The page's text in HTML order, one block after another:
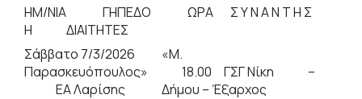
ΗΜ/ΝΙΑ ΓΗΠΕΔΟ ΩΡΑ Σ Υ Ν Α Ν Τ Η Σ
Η ΔΙΑΙΤΗΤΕΣ
Σάββατο 7/3/2026 «Μ.
Παρασκευόπουλος» 18.00 ΓΣΓ Νίκη –
ΕΑ Λαρίσης Δήμου – Έξαρχος